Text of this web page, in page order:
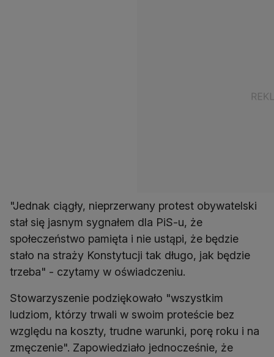
"Jednak ciągły, nieprzerwany protest obywatelski
stał się jasnym sygnałem dla PiS-u, że
społeczeństwo pamięta i nie ustąpi, że będzie
stało na straży Konstytucji tak długo, jak będzie
trzeba" - czytamy w oświadczeniu.
Stowarzyszenie podziękowało "wszystkim
ludziom, którzy trwali w swoim proteście bez
względu na koszty, trudne warunki, porę roku i na
zmęczenie". Zapowiedziało jednocześnie, że